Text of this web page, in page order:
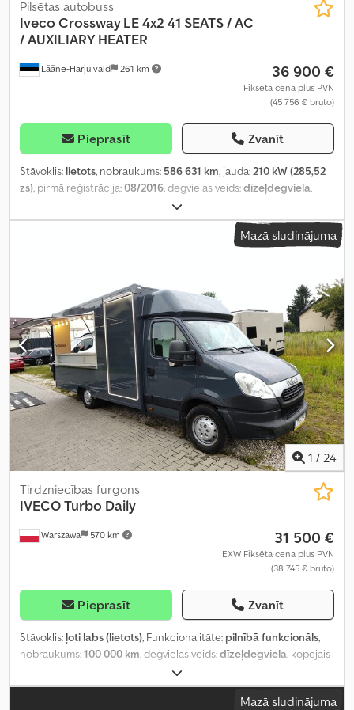
spiediena uzraudzība, stūres pastiprinātājs, vilces kontroles
sistēma ,
Lääne-Harju vald 261 km
Pilsētas autobuss
IvecoCrossway LE 4x2 41 SEATS / AC
/ AUXILIARY HEATER
36 900 €
Fiksēta cena plus PVN
(45 756 € bruto)
Pieprasīt Zvanīt
Stāvoklis: lietots, nobraukums: 586 631 km, jauda: 210 kW (285,52
zs) , pirmā reģistrācija:08/2016 , degvielas veids:dīzeļdegviela
, pārnesuma veids:
konfigurācija:4x2, emisijas klase:Euro 6, piekares sistēma:gaiss,
12 960 mm, kopējais
Mazā sludinājuma
1 / 24
Warszawa 570 km
Tirdzniecības furgons
IVECOTurbo Daily
31 500 €
EXW Fiksēta cena plus PVN
(38 745 € bruto)
Pieprasīt Zvanīt
Stāvoklis: ļoti labs (lietots), Funkcionalitāte: pilnībā funkcionāls,
nobraukums:100 000 km, degvielas veids:dīzeļdegviela, kopējais
, asu konfigurācija:2 asis
automātisks, Ražošanas gads:2012,
Mazā sludinājuma